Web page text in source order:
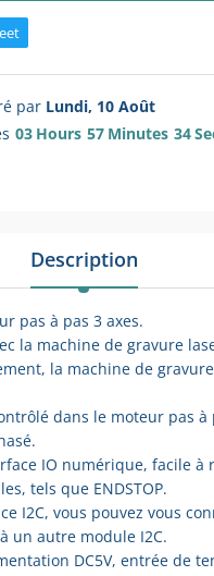
par Lundi, 10 Août
03 Hours 57 Minutes 34
Description
pas à pas 3 axes.
la machine de gravure
la machine de gravure
dans le moteur pas à
IO numérique, facile à
tels que ENDSTOP.
I2C, vous pouvez vous
un autre module I2C.
DC5V, entrée de